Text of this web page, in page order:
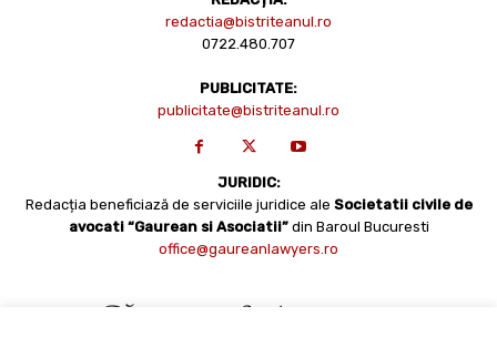
redactia@bistriteanul.ro
0722.480.707
PUBLICITATE:
publicitate@bistriteanul.ro
JURIDIC:
Redacția beneficiază de serviciile juridice ale Societatii civile de
avocati “Gaurean si Asociatii” din Baroul Bucuresti
office@gaureanlawyers.ro